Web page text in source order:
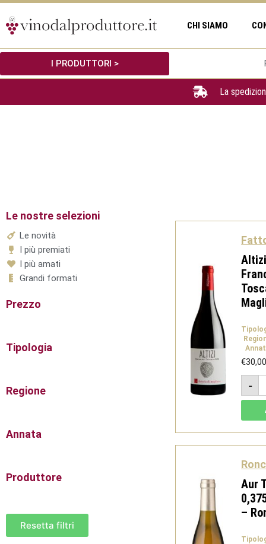
Vai
contenuto
CHI SIAMO
I PRODUTTORI >
La
Le nostre selezioni
Le novità
I più premiati
I più amati
Grandi formati
Prezzo
Tipologia
Regione
Annata
Produttore
Resetta filtri
€30,00
-
-
di
Aur
–